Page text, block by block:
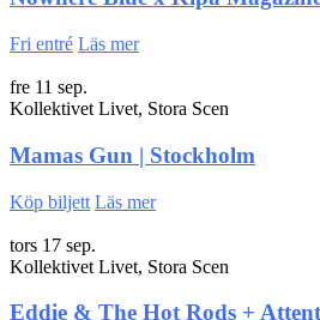
Fri entré Läs mer
fre 11 sep.
Kollektivet Livet, Stora Scen
Mamas Gun | Stockholm
Köp biljett Läs mer
tors 17 sep.
Kollektivet Livet, Stora Scen
Eddie & The Hot Rods +